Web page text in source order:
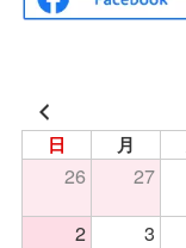
日 月
26 27
2
3